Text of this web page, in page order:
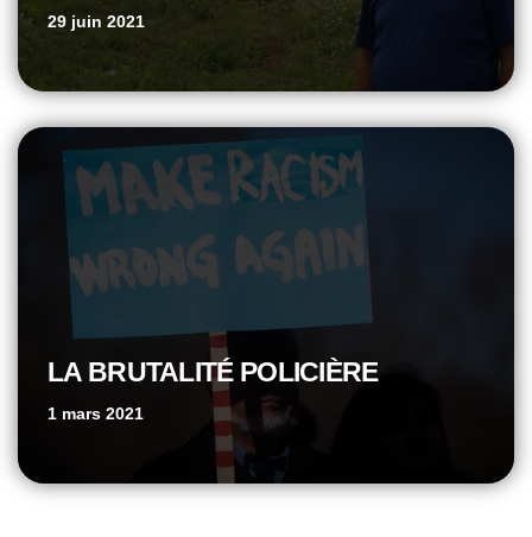
29 juin 2021
LA BRUTALITÉ POLICIÈRE
1 mars 2021